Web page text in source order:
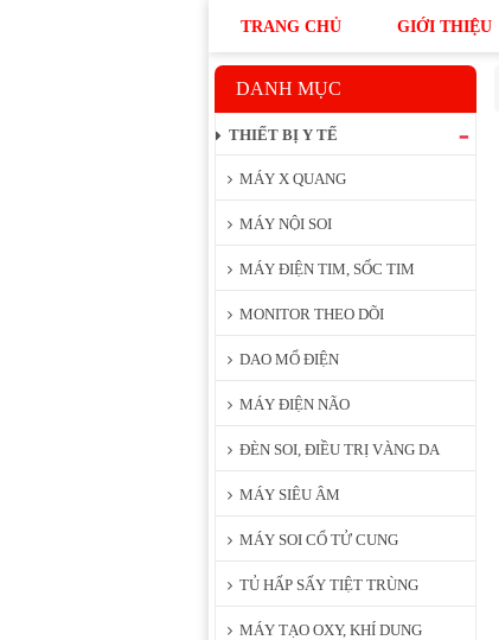
TRANG CHỦ GIỚI THIỆU
DANH MỤC
THIẾT BỊ Y TẾ
MÁY X QUANG
MÁY NỘI SOI
MÁY ĐIỆN TIM, SỐC TIM
MONITOR THEO DÕI
DAO MỔ ĐIỆN
MÁY ĐIỆN NÃO
ĐÈN SOI, ĐIỀU TRỊ VÀNG DA
MÁY SIÊU ÂM
MÁY SOI CỔ TỬ CUNG
TỦ HẤP SẤY TIỆT TRÙNG
MÁY TẠO OXY, KHÍ DUNG